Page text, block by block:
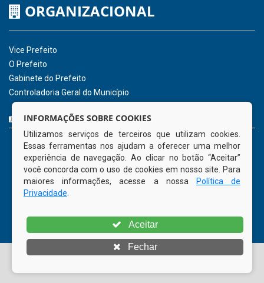
Hora:11:54/ Segunda-Feira,10 de
agosto de 2026
INSTITUCIONAL
CNPJ: 01.596.018/0001-60
000
Atendimento: 08:00hs às 14:00hs
(81) 98512-1231
gabinete@tamandare.pe.gov.br
Tamandaré - PE
Vice Prefeito
Gabinete do Prefeito
INFORMAÇÕES SOBRE COOKIES
Utilizamos serviços de terceiros que utilizam cookies.
Essas ferramentas nos ajudam a oferecer uma melhor
experiência de navegação. Ao clicar no botão “Aceitar”
você concorda com o uso de cookies em nosso site. Para
maiores informações, acesse a nossa
Política de
Privacidade
Aceitar
Fechar